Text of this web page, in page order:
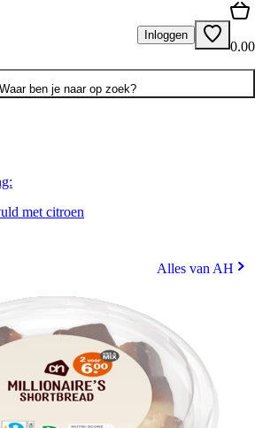
Inloggen
0.00
Waar ben je naar op zoek?
met citroen
Alles van AH